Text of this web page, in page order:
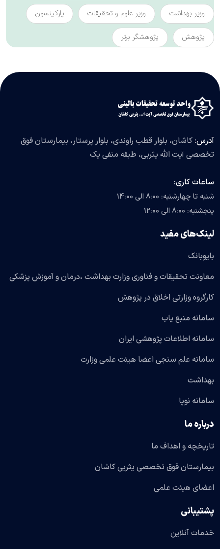
وزیر بهداشت وزیر علوم و تحقیقات پارکینسون
پژوهش پژوهشگر برتر
آدرس: کاشان، بلوار قطب راوندی، بلوار پرستار، بیمارستان فوق
تخصصی آیت الله یثربی، طبقه منفی یک
ساعات کاری:
شنبه تا چهارشنبه: 8:00 الی 14:00
پنجشنبه: 8:00 الی 12:00
لینک‌های مفید
بایوبانک
معاونت تحقیقات و فناوری وزارت بهداشت ،درمان و آموزش پزشکی
کارگروه وزارتی اخلاق در پژوهش
سامانه منبع یاب
سامانه اطلاعات پژوهشی ایران
سامانه علم سنجی اعضا هیئت علمی وزارت
بهداشت
سامانه نوپا
درباره ما
تاریخچه و اهداف ما
بیمارستان فوق تخصصی یثربی کاشان
اعضای هیئت علمی
پشتیبانی
خدمات آنلاین